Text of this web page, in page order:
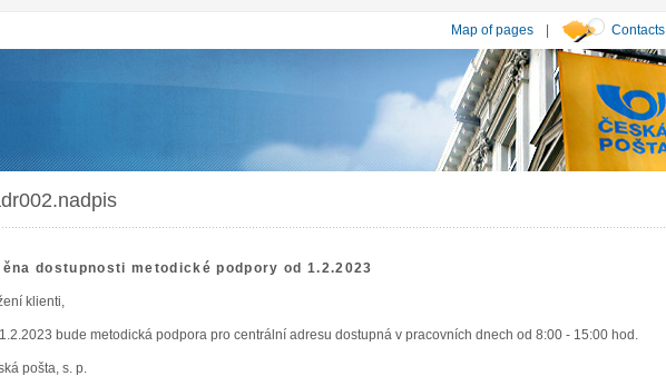
Map of pages | Contacts
dostupnosti metodické podpory od 1.2.2023
klienti,
bude metodická podpora pro centrální adresu dostupná v pracovních dnech od 8:00 - 15:00 hod.
pošta, s. p.